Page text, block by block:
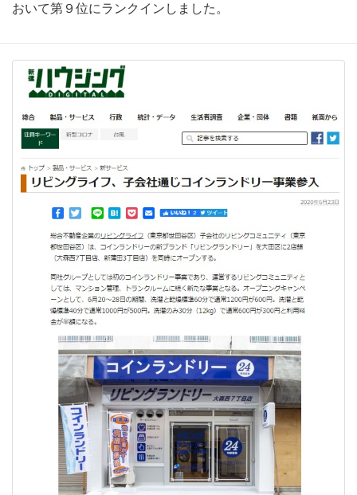
おいて第９位にランクインしました。